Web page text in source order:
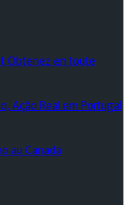
Obtenez en toute
Ação Real em Portugal
au Canada